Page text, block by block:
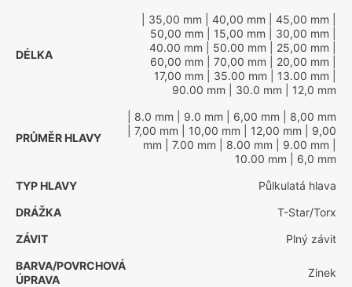
DÉLKA
| 35,00 mm | 40,00 mm | 45,00 mm
50,00 mm | 15,00 mm | 30,00 mm
40.00 mm | 50.00 mm | 25,00 mm
60,00 mm | 70,00 mm | 20,00 mm
17,00 mm | 35.00 mm | 13.00 mm
90.00 mm | 30.0 mm | 12,0 mm
PRŮMĚR HLAVY
| 8.0 mm | 9.0 mm | 6,00 mm | 8,00 mm
| 7,00 mm | 10,00 mm | 12,00 mm | 9,00
mm | 7.00 mm | 8.00 mm | 9.00 mm
10.00 mm | 6,0 mm
TYP HLAVY
Půlkulatá hlava
DRÁŽKA
T-Star/Torx
ZÁVIT
Plný závit
BARVA/POVRCHOVÁ
ÚPRAVA
Zinek